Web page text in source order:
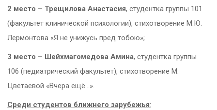
2 место – Трещилова Анастасия, студентка группы 101
(факультет клинической психологии), стихотворение М.Ю.
Лермонтова «Я не унижусь пред тобою»;
3 место – Шейхмагомедова Амина, студентка группы
106 (педиатрический факультет), стихотворение М.
Цветаевой «Вчера ещё…».
Среди студентов ближнего зарубежья: